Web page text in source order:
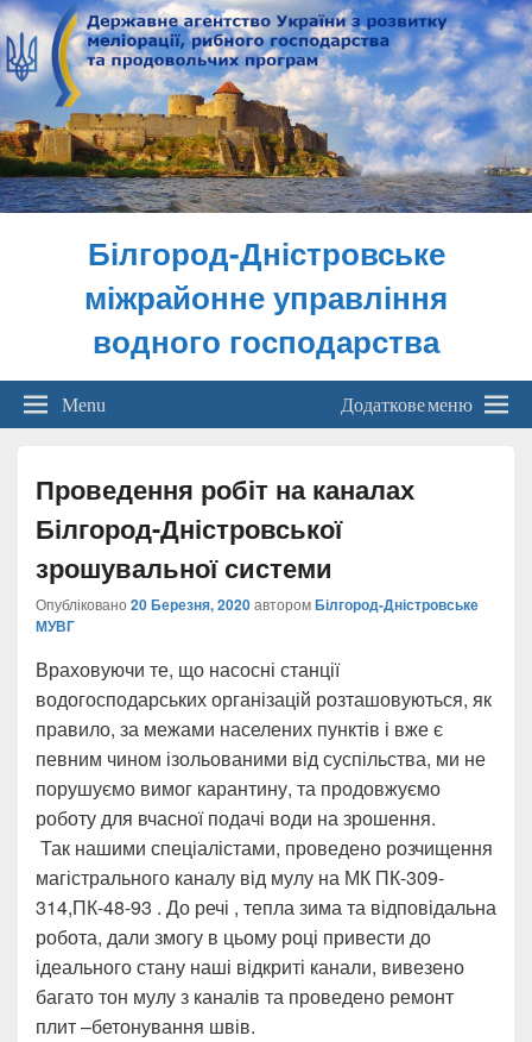
Білгород-Дністровське
міжрайонне управління
водного господарства
Menu Додаткове меню
Проведення робіт на каналах
Білгород-Дністровської
зрошувальної системи
Опубліковано 20 Березня, 2020авторомБілгород-Дністровське
МУВГ
Враховуючи те, що насосні станції
водогосподарських організацій розташовуються, як
правило, за межами населених пунктів і вже є
певним чином ізольованими від суспільства, ми не
порушуємо вимог карантину, та продовжуємо
роботу для вчасної подачі води на зрошення.
Так нашими спеціалістами, проведено розчищення
магістрального каналу від мулу на МК ПК-309-
314,ПК-48-93 . До речі , тепла зима та відповідальна
робота, дали змогу в цьому році привести до
ідеального стану наші відкриті канали, вивезено
багато тон мулу з каналів та проведено ремонт
плит –бетонування швів.